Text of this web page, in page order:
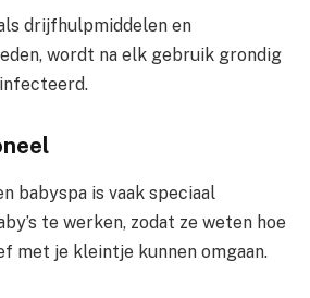
drijfhulpmiddelen en
wordt na elk gebruik grondig
babyspa is vaak speciaal
te werken, zodat ze weten hoe
met je kleintje kunnen omgaan.